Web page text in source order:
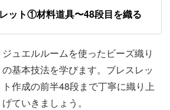
使いにも特別な日にもぴったりの上
リーをまとえる日々は、きっと毎日
くれるはずです♪
ット①材料道具〜48段目を織る
ジュエルルームを使ったビーズ織り
の基本技法を学びます。ブレスレッ
ト作成の前半48段まで丁寧に織り上
げていきましょう。